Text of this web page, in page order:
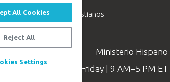
a ayudar a los cristianos
Ministerio Hispano
Available Monday–Friday | 9 AM–5 PM ET
All Cookies
Reject All
Settings